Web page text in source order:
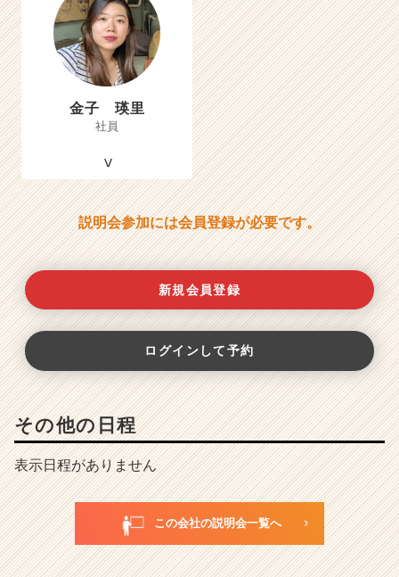
金子 瑛里
社員
説明会参加には会員登録が必要です。
新規会員登録
ログインして予約
その他の日程
表示日程がありません
この会社の説明会一覧へ